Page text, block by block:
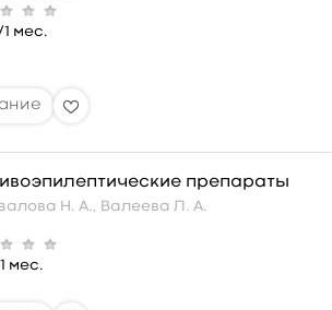
1 мес.
препараты
Н. А., Валеева Л. А.
мес.